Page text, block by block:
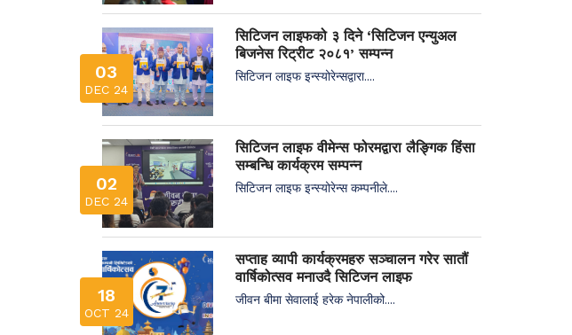
03
DEC 24
सिटिजन लाइफको ३ दिने ‘सिटिजन एन्युअल
बिजनेस रिट्रीट २०८१’ सम्पन्न
सिटिजन लाइफ इन्स्योरेन्सद्वारा....
02
DEC 24
सिटिजन लाइफ वीमेन्स फोरमद्वारा लैङ्गिक हिंसा
सम्बन्धि कार्यक्रम सम्पन्न
सिटिजन लाइफ इन्स्योरेन्स कम्पनीले....
18
OCT 24
सप्ताह व्यापी कार्यक्रमहरु सञ्चालन गरेर सातौं
वार्षिकोत्सव मनाउदै सिटिजन लाइफ
जीवन बीमा सेवालाई हरेक नेपालीको....